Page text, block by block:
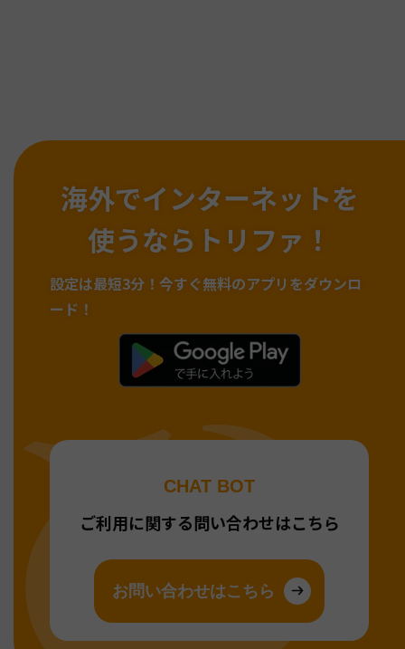
海外でインターネットを
使うならトリファ！
設定は最短3分！ 今すぐ無料のアプリをダウンロ
ード！
CHAT BOT
ご利用に関する問い合わせはこちら
お問い合わせはこちら